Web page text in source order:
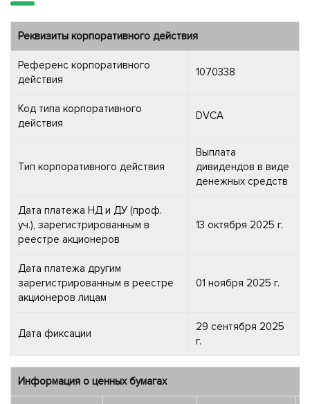
Реквизиты корпоративного действия
Референс корпоративного
действия
1070338
Код типа корпоративного
действия
DVCA
Тип корпоративного действия
Выплата
дивидендов в виде
денежных средств
Дата платежа НД и ДУ (проф.
уч.), зарегистрированным в
реестре акционеров
13 октября 2025 г.
Дата платежа другим
зарегистрированным в реестре
акционеров лицам
01 ноября 2025 г.
Дата фиксации
29 сентября 2025
г.
Информация о ценных бумагах